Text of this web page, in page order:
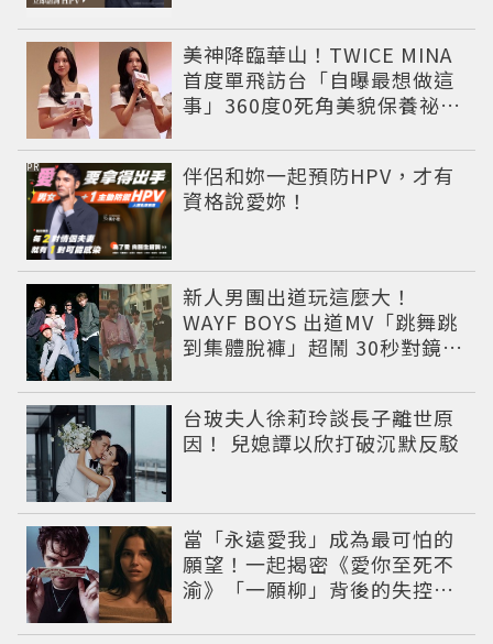
美神降臨華山！TWICE MINA
首度單飛訪台「自曝最想做這
事」360度0死角美貌保養祕訣
伴侶和妳一起預防HPV，才有
資格說愛妳！
PR
新人男團出道玩這麼大！
WAYF BOYS 出道MV「跳舞跳
到集體脫褲」超鬧 30秒對鏡清
台玻夫人徐莉玲談長子離世原
因！ 兒媳譚以欣打破沉默反駁
當「永遠愛我」成為最可怕的
願望！一起揭密《愛你至死不
渝》「一願柳」背後的失控愛